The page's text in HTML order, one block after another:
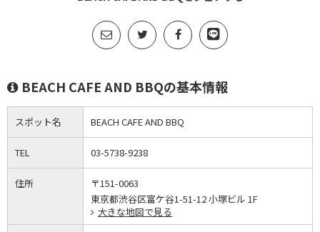
BEACH CAFE AND BBQの基本情報
スポット名 BEACH CAFE AND BBQ
TEL 03-5738-9238
住所
〒151-0063
東京都渋谷区富ケ谷1-51-12 小塚ビル 1F
大きな地図で見る